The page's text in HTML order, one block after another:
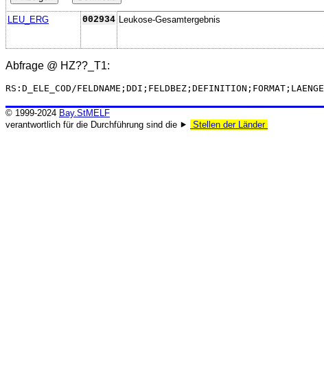
LEU_ERG 002934 Leukose-Gesamtergebnis
Abfrage @ HZ??_T1:
RS:D_ELE_COD/
© 1999-2024 Bay.StMELF
verantwortlich für die Durchführung sind die ⯈
Stellen der Länder